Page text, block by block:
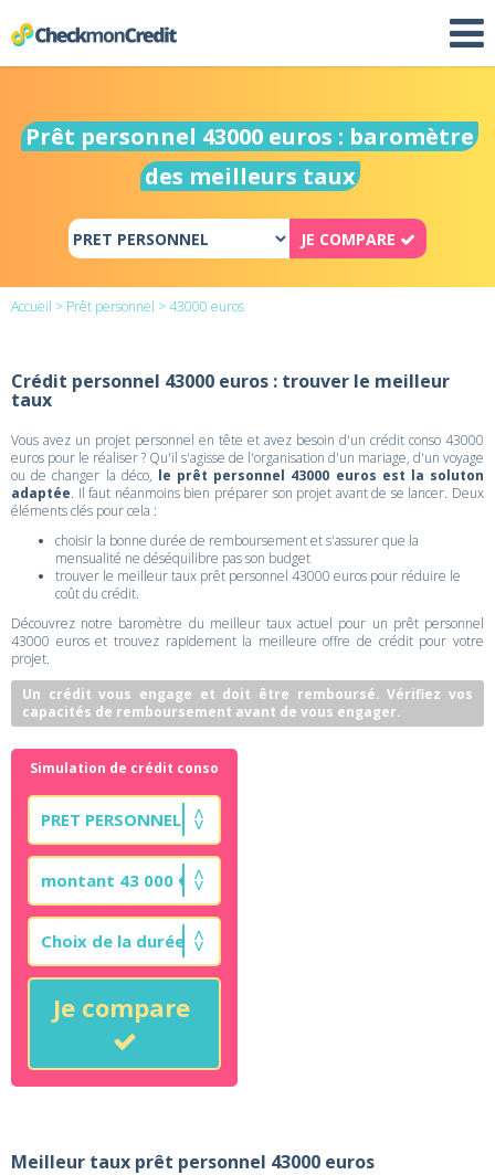
Prêt personnel 43000 euros : baromètre
des meilleurs taux
JE COMPARE
Accueil > Prêt personnel > 43000 euros
Crédit personnel 43000 euros : trouver le meilleur
taux
Vous avez un projet personnel en tête et avez besoin d'un crédit conso 43000
euros pour le réaliser ? Qu'il s'agisse de l'organisation d'un mariage, d'un voyage
ou de changer la déco, le prêt personnel 43000 euros est la soluton
adaptée. Il faut néanmoins bien préparer son projet avant de se lancer. Deux
éléments clés pour cela :
choisir la bonne durée de remboursement et s'assurer que la
mensualité ne déséquilibre pas son budget
trouver le meilleur taux prêt personnel 43000 euros pour réduire le
coût du crédit.
Découvrez notre baromètre du meilleur taux actuel pour un prêt personnel
43000 euros et trouvez rapidement la meilleure offre de crédit pour votre
projet.
Un crédit vous engage et doit être remboursé. Vérifiez vos
capacités de remboursement avant de vous engager.
Simulation de crédit conso
Je compare
Meilleur taux prêt personnel 43000 euros